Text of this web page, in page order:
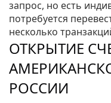
запрос, но есть
потребуется
несколько
ОТКРЫТИЕ
РОССИИ